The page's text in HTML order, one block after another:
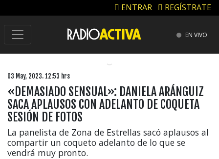
ENTRAR REGÍSTRATE
EN VIVO
03 May, 2023. 12:53 hrs
«DEMASIADO SENSUAL»: DANIELA ARÁNGUIZ
SACA APLAUSOS CON ADELANTO DE COQUETA
SESIÓN DE FOTOS
La panelista de Zona de Estrellas sacó aplausos al
compartir un coqueto adelanto de lo que se
vendrá muy pronto.